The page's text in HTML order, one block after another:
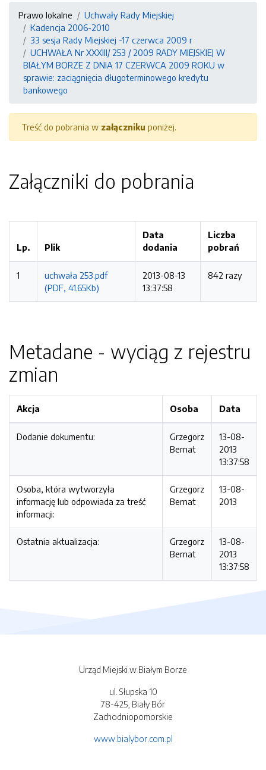
Prawo lokalne
Uchwały Rady Miejskiej
Kadencja 2006-2010
33 sesja Rady Miejskiej -17 czerwca 2009 r
UCHWAŁA Nr XXXIII/ 253 / 2009 RADY MIEJSKIEJ W
BIAŁYM BORZE Z DNIA 17 CZERWCA 2009 ROKU w
sprawie: zaciągnięcia długoterminowego kredytu
bankowego
Treść do pobrania w załączniku poniżej.
Załączniki do pobrania
Lp. Plik
Data
dodania
Liczba
pobrań
1
uchwała 253.pdf
(PDF, 41.65Kb)
2013-08-13
13:37:58
842 razy
Metadane - wyciąg z rejestru
zmian
Akcja Osoba Data
Dodanie dokumentu:
Grzegorz
Bernat
13-08-
2013
13:37:58
Osoba, która wytworzyła
informację lub odpowiada za treść
informacji:
Grzegorz
Bernat
13-08-
2013
Ostatnia aktualizacja:
Grzegorz
Bernat
13-08-
2013
13:37:58
Urząd Miejski w Białym Borze
ul. Słupska 10
78-425, Biały Bór
Zachodniopomorskie
www.bialybor.com.pl